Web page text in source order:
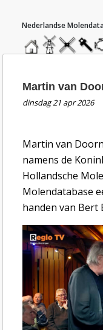
homemolendatabase
nieuwsbericht
Martin van
dinsdag 21 apr 2026
Martin van
namens de
Hollandsche
Molendatabase
handen van Bert